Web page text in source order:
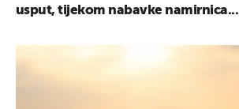
usput, tijekom nabavke namirnica...